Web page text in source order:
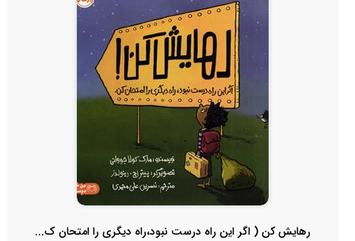
رهایش کن ( اگر این راه درست نبود،راه دیگری را امتحان ک...